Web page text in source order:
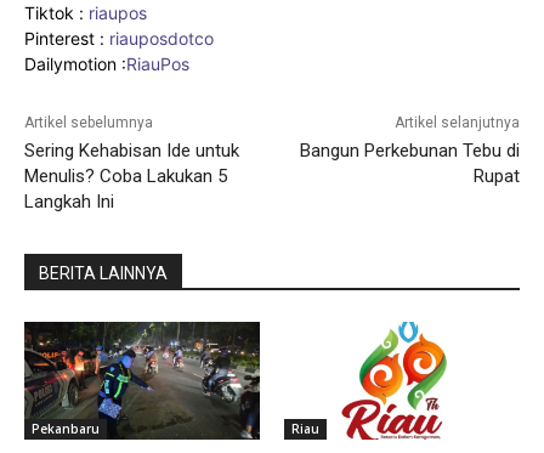
Tiktok : riaupos
Pinterest : riauposdotco
Dailymotion :RiauPos
Artikel sebelumnya
Sering Kehabisan Ide untuk
Menulis? Coba Lakukan 5
Langkah Ini
Artikel selanjutnya
Bangun Perkebunan Tebu di
Rupat
BERITA LAINNYA
Pekanbaru Riau